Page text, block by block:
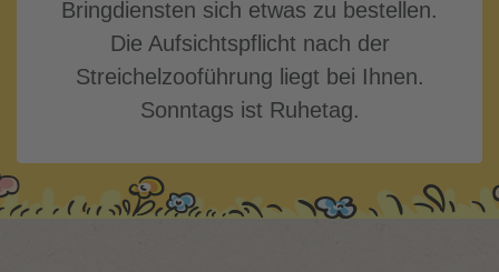
Bringdiensten sich etwas zu bestellen.
Die Aufsichtspflicht nach der
Streichelzooführung liegt bei Ihnen.
Sonntags ist Ruhetag.